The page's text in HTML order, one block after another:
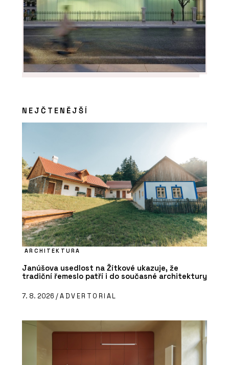
NEJČTENĚJŠÍ
ARCHITEKTURA
Janúšova usedlost na Žítkové ukazuje, že
tradiční řemeslo patří i do současné architektury
7. 8. 2026 /ADVERTORIAL